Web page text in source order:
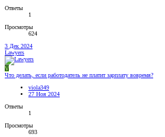
Ответы
1
Просмотры
624
3 Дек 2024
Lawyers
V
Что делать, если работодатель не платит зарплату вовремя?
viola349
27 Ноя 2024
Ответы
1
Просмотры
693